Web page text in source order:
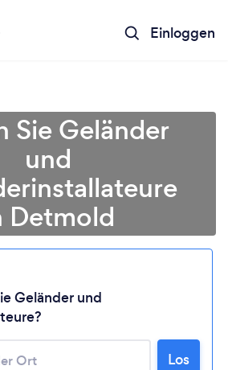
Einloggen
Lädt ...
warten ...
Sie Geländer
und
Detmold
Geländer und
Los